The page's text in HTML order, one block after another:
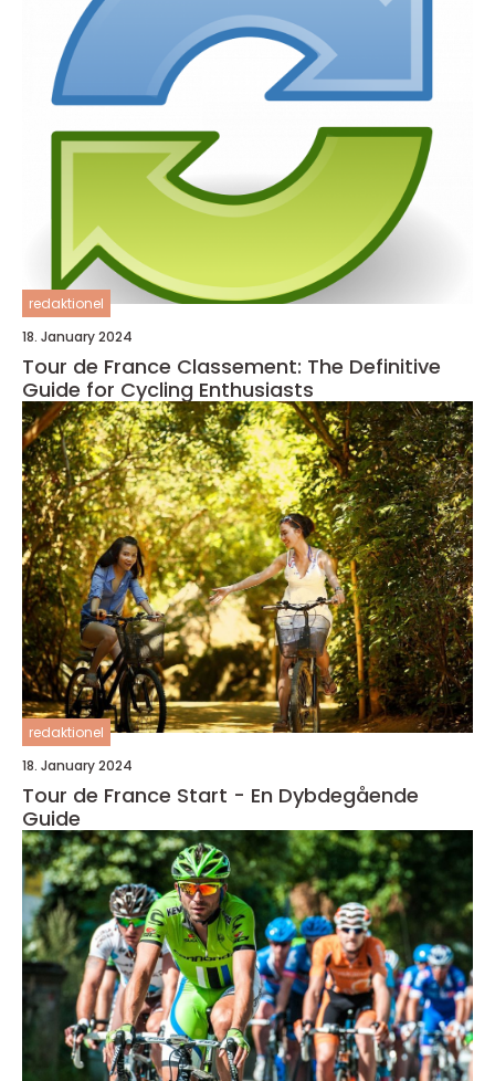
redaktionel
18. January 2024
Tour de France Classement: The Definitive
Guide for Cycling Enthusiasts
redaktionel
18. January 2024
Tour de France Start - En Dybdegående
Guide